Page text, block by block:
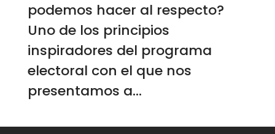
podemos hacer al respecto?
Uno de los principios
inspiradores del programa
electoral con el que nos
presentamos a...